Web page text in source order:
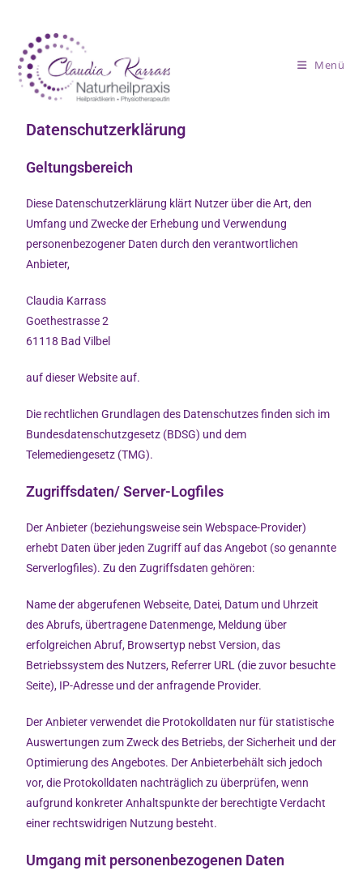
Menü
Datenschutzerklärung
Geltungsbereich
Diese Datenschutzerklärung klärt Nutzer über die Art, den
Umfang und Zwecke der Erhebung und Verwendung
personenbezogener Daten durch den verantwortlichen
Anbieter,
Claudia Karrass
Goethestrasse 2
61118 Bad Vilbel
auf dieser Website auf.
Die rechtlichen Grundlagen des Datenschutzes finden sich im
Bundesdatenschutzgesetz (BDSG) und dem
Telemediengesetz (TMG).
Zugriffsdaten/ Server-Logfiles
Der Anbieter (beziehungsweise sein Webspace-Provider)
erhebt Daten über jeden Zugriff auf das Angebot (so genannte
Serverlogfiles). Zu den Zugriffsdaten gehören:
Name der abgerufenen Webseite, Datei, Datum und Uhrzeit
des Abrufs, übertragene Datenmenge, Meldung über
erfolgreichen Abruf, Browsertyp nebst Version, das
Betriebssystem des Nutzers, Referrer URL (die zuvor besuchte
Seite), IP-Adresse und der anfragende Provider.
Der Anbieter verwendet die Protokolldaten nur für statistische
Auswertungen zum Zweck des Betriebs, der Sicherheit und der
Optimierung des Angebotes. Der Anbieterbehält sich jedoch
vor, die Protokolldaten nachträglich zu überprüfen, wenn
aufgrund konkreter Anhaltspunkte der berechtigte Verdacht
einer rechtswidrigen Nutzung besteht.
Umgang mit personenbezogenen Daten